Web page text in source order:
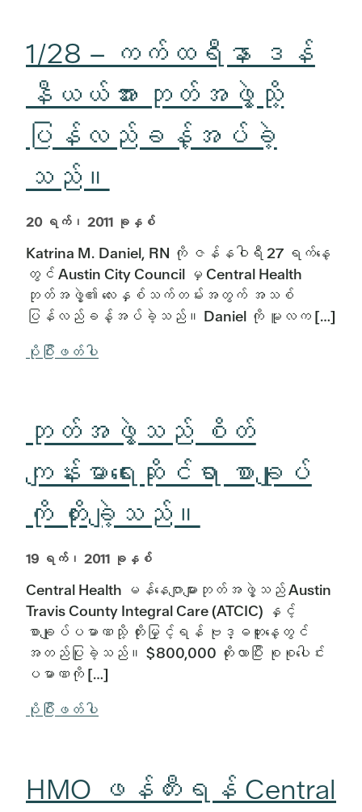
1/28 – ကက်ထရီနာ ဒန်
နီယယ်အား ဘုတ်အဖွဲ့သို့
ပြန်လည်ခန့်အပ်ခဲ့
သည်။
20 ရက်၊ 2011 ခုနှစ်
Katrina M. Daniel, RN ကို ဇန်နဝါရီ 27 ရက်နေ့
တွင် Austin City Council မှ Central Health
ဘုတ်အဖွဲ့၏ လေးနှစ်သက်တမ်းအတွက် အသစ်
ပြန်လည်ခန့်အပ်ခဲ့သည်။ Daniel ကို မူလက […]
ပိုပြီးဖတ်ပါ
ဘုတ်အဖွဲ့သည် စိတ်
ကျန်းမာရေးဆိုင်ရာ စာချုပ်
ကို တိုးချဲ့သည်။
19 ရက်၊ 2011 ခုနှစ်
Central Health မန်နေဂျာများဘုတ်အဖွဲ့သည် Austin
Travis County Integral Care (ATCIC) နှင့်
စာချုပ်ပမာဏသို့ တိုးမြှင့်ရန် ဗုဒ္ဓဟူးနေ့တွင်
အတည်ပြုခဲ့သည်။ $800,000 တိုးလာပြီး စုစုပေါင်း
ပမာဏကို […]
ပိုပြီးဖတ်ပါ
HMO ဖန်တီးရန် Central